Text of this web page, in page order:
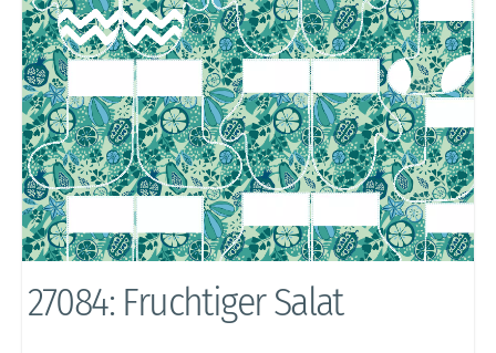
27084: Fruchtiger Salat